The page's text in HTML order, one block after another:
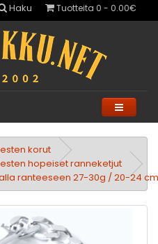
Haku Tuotteita 0 - 0.00€
korut
hopeiset ranneketjut
ranteeseen 27-30g / 20-24